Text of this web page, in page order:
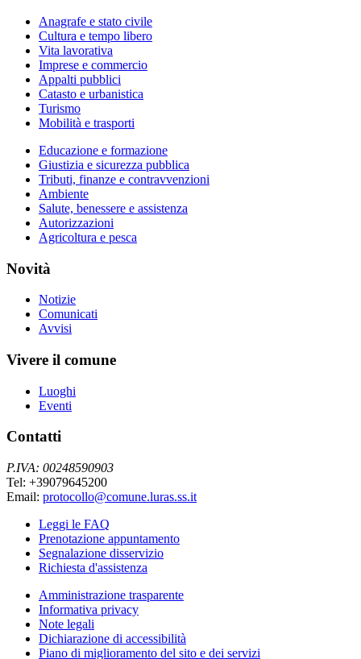
Anagrafe e stato civile
Cultura e tempo libero
Vita lavorativa
Imprese e commercio
Appalti pubblici
Catasto e urbanistica
Turismo
Mobilità e trasporti
Educazione e formazione
Giustizia e sicurezza pubblica
Tributi, finanze e contravvenzioni
Ambiente
Salute, benessere e assistenza
Autorizzazioni
Agricoltura e pesca
Novità
Notizie
Comunicati
Avvisi
Vivere il comune
Luoghi
Eventi
Contatti
P.IVA: 00248590903
Tel: +39079645200
Email: protocollo@comune.luras.ss.it
Leggi le FAQ
Prenotazione appuntamento
Segnalazione disservizio
Richiesta d'assistenza
Amministrazione trasparente
Informativa privacy
Note legali
Dichiarazione di accessibilità
Piano di miglioramento del sito e dei servizi